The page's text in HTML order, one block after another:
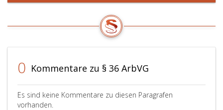
0 Kommentare zu § 36 ArbVG
Es sind keine Kommentare zu diesen Paragrafen
vorhanden.